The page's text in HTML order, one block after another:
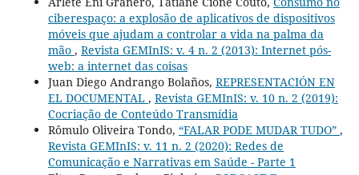
ciberespaço: a explosão de aplicativos de dispositivos
móveis que ajudam a controlar a vida na palma da
mão , Revista GEMInIS: v. 4 n. 2 (2013): Internet pós-
web: a internet das coisas
Juan Diego Andrango Bolaños, REPRESENTACIÓN EN
EL DOCUMENTAL , Revista GEMInIS: v. 10 n. 2 (2019):
Cocriação de Conteúdo Transmídia
Rômulo Oliveira Tondo, “FALAR PODE MUDAR TUDO” ,
Revista GEMInIS: v. 11 n. 2 (2020): Redes de
Comunicação e Narrativas em Saúde - Parte 1